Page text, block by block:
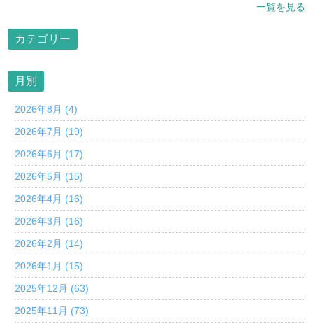
一覧を見る
カテゴリー
月別
2026年8月 (4)
2026年7月 (19)
2026年6月 (17)
2026年5月 (15)
2026年4月 (16)
2026年3月 (16)
2026年2月 (14)
2026年1月 (15)
2025年12月 (63)
2025年11月 (73)